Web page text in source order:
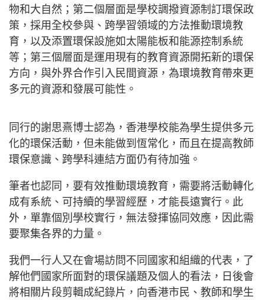
物和大自然；第二個層面是學校調撥資源制訂環保政
策，採用全校參與、跨學習領域的方法推動環境教
育，以及添置環保設施如太陽能板和能源控制系統
等；第三個層面是運用現有的教育資源開拓新的環保
方向，與外界合作引入民間資源，為環境教育帶來更
多元的資源和發展可能性。
同行的謝思熹博士認為，香港學校能為學生提供多元
化的環保活動，但未能做到恆常化，而且在提高教師
環保意識、跨學科連結方面仍有待加強。
筆者也認同，要有效推動環境教育，需要將活動轉化
成有系統、可持續的學習經歷，才能長遠實行。此
外，單靠個別學校實行，無法發揮協同效應，因此需
要聚集各界的力量。
我們一行人又在會場訪問不同國家和組織的代表，了
解他們國家所面對的環保議題及個人的看法，日後會
將相關片段剪輯成紀錄片，向香港市民、教師和學生